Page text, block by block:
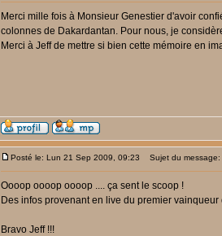
Merci mille fois à Monsieur Genestier d'avoir
colonnes de Dakardantan. Pour nous, je
Merci à Jeff de mettre si bien cette mémoire en
Posté le: Lun 21 Sep 2009, 09:23 Sujet du message:
Oooop oooop oooop .... ça sent le scoop !
Des infos provenant en live du premier
Bravo Jeff !!!